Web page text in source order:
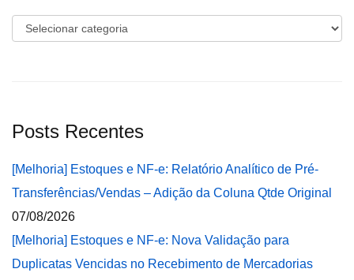
Categorias
Posts Recentes
[Melhoria] Estoques e NF-e: Relatório Analítico de Pré-
Transferências/Vendas – Adição da Coluna Qtde Original
07/08/2026
[Melhoria] Estoques e NF-e: Nova Validação para
Duplicatas Vencidas no Recebimento de Mercadorias